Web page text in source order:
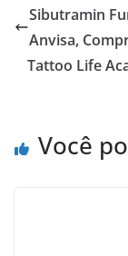
Sibutramin
Anvisa,
Tattoo Life
Você